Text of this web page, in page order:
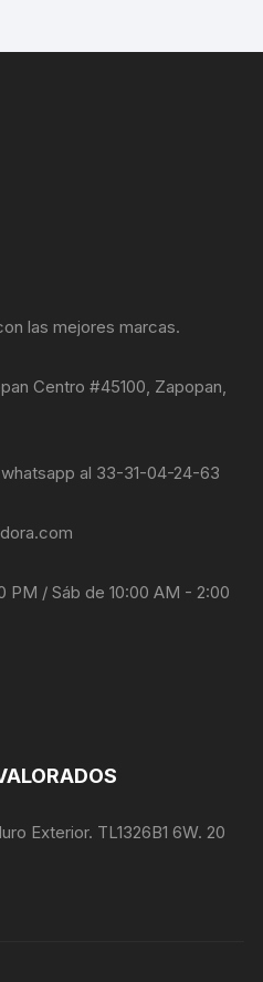
las mejores marcas.
Centro #45100, Zapopan,
al 33-31-04-24-63
PM / Sáb de 10:00 AM - 2:00
Exterior. TL1326B1 6W. 20